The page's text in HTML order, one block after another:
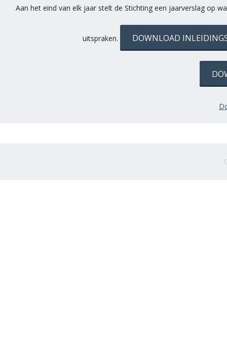
Aan het eind van elk jaar stelt de Stichting een jaarverslag op
uitspraken. DOWNLOAD